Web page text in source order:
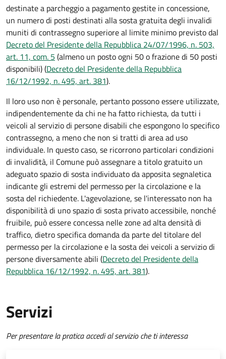
destinate a parcheggio a pagamento gestite in concessione,
un numero di posti destinati alla sosta gratuita degli invalidi
muniti di contrassegno superiore al limite minimo previsto dal
Decreto del Presidente della Repubblica 24/07/1996, n. 503,
art. 11, com. 5 (almeno un posto ogni 50 o frazione di 50 posti
disponibili) (Decreto del Presidente della Repubblica
16/12/1992, n. 495, art. 381).
Il loro uso non è personale, pertanto possono essere utilizzate,
indipendentemente da chi ne ha fatto richiesta, da tutti i
veicoli al servizio di persone disabili che espongono lo specifico
contrassegno, a meno che non si tratti di area ad uso
individuale. In questo caso, se ricorrono particolari condizioni
di invalidità, il Comune può assegnare a titolo gratuito un
adeguato spazio di sosta individuato da apposita segnaletica
indicante gli estremi del permesso per la circolazione e la
sosta del richiedente. L'agevolazione, se l'interessato non ha
disponibilità di uno spazio di sosta privato accessibile, nonché
fruibile, può essere concessa nelle zone ad alta densità di
traffico, dietro specifica domanda da parte del titolare del
permesso per la circolazione e la sosta dei veicoli a servizio di
persone diversamente abili (Decreto del Presidente della
Repubblica 16/12/1992, n. 495, art. 381).
Servizi
Per presentare la pratica accedi al servizio che ti interessa